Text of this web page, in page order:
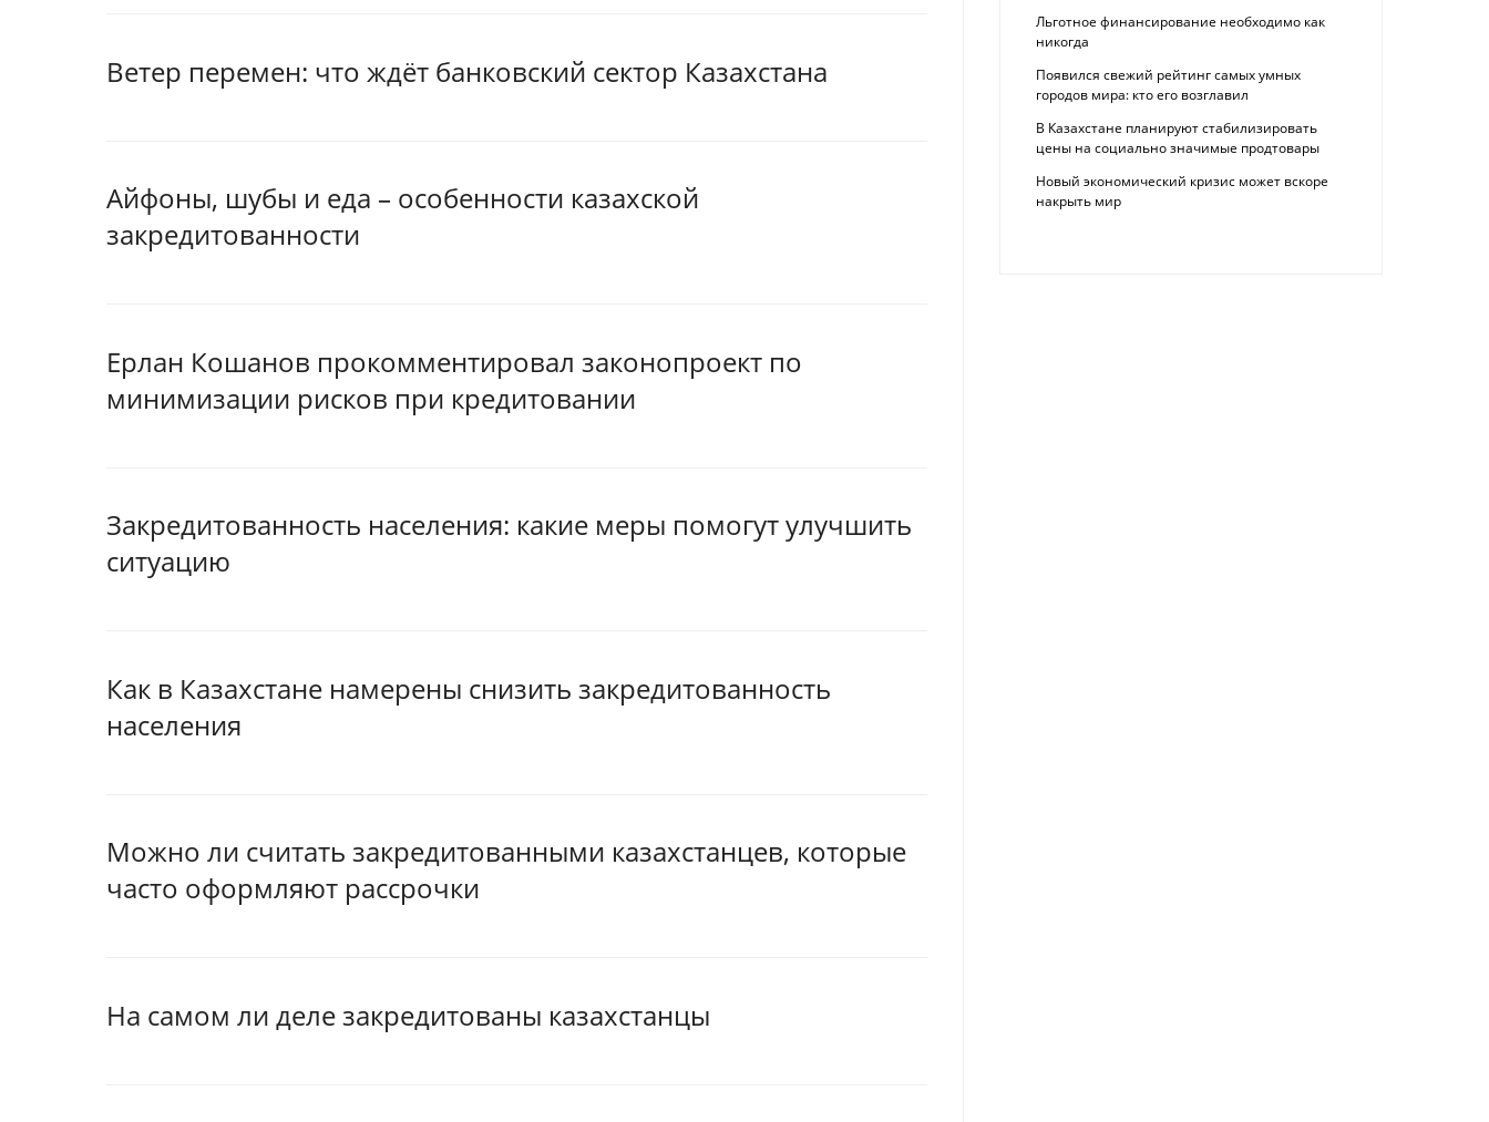
Ветер перемен: что ждёт банковский сектор Казахстана
Айфоны, шубы и еда – особенности казахской
закредитованности
Ерлан Кошанов прокомментировал законопроект по
минимизации рисков при кредитовании
Закредитованность населения: какие меры помогут улучшить
ситуацию
Как в Казахстане намерены снизить закредитованность
населения
Можно ли считать закредитованными казахстанцев, которые
часто оформляют рассрочки
На самом ли деле закредитованы казахстанцы
Льготное финансирование необходимо как
никогда
Появился свежий рейтинг самых умных
городов мира: кто его возглавил
В Казахстане планируют стабилизировать
цены на социально значимые продтовары
Новый экономический кризис может вскоре
накрыть мир